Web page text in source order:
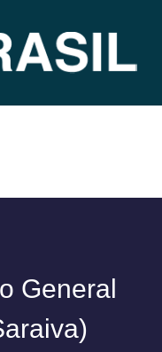
General